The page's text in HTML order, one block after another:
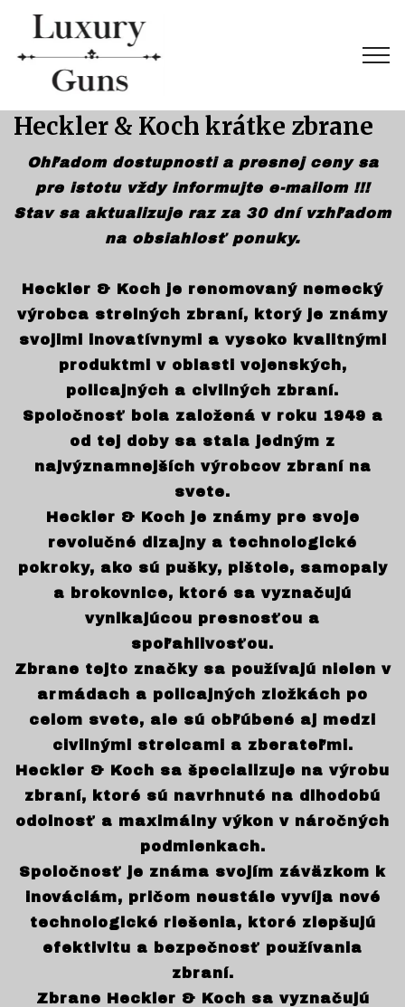
Heckler & Koch krátke zbrane
Ohľadom dostupnosti a presnej ceny sa
pre istotu vždy informujte e-mailom !!!
Stav sa aktualizuje raz za 30 dní vzhľadom
na obsiahlosť ponuky.
Heckler & Koch je renomovaný nemecký
výrobca strelných zbraní, ktorý je známy
svojimi inovatívnymi a vysoko kvalitnými
produktmi v oblasti vojenských,
policajných a civilných zbraní.
Spoločnosť bola založená v roku 1949 a
od tej doby sa stala jedným z
najvýznamnejších výrobcov zbraní na
svete.
Heckler & Koch je známy pre svoje
revolučné dizajny a technologické
pokroky, ako sú pušky, pištole, samopaly
a brokovnice, ktoré sa vyznačujú
vynikajúcou presnosťou a
spoľahlivosťou.
Zbrane tejto značky sa používajú nielen v
armádach a policajných zložkách po
celom svete, ale sú obľúbené aj medzi
civilnými strelcami a zberateľmi.
Heckler & Koch sa špecializuje na výrobu
zbraní, ktoré sú navrhnuté na dlhodobú
odolnosť a maximálny výkon v náročných
podmienkach.
Spoločnosť je známa svojím záväzkom k
inováciám, pričom neustále vyvíja nové
technologické riešenia, ktoré zlepšujú
efektivitu a bezpečnosť používania
zbraní.
Zbrane Heckler & Koch sa vyznačujú